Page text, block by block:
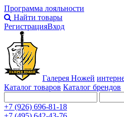
Программа лояльности
Найти товары
РегистрацияВход
Галерея Ножей
Каталог товаров Каталог брендов
+7 (926) 696-81-18